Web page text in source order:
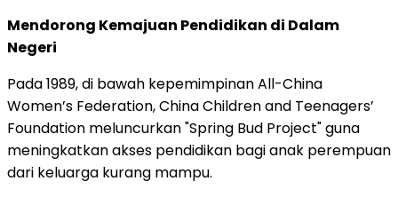
Mendorong Kemajuan Pendidikan di Dalam
Negeri
Pada 1989, di bawah kepemimpinan All-China
Women’s Federation, China Children and Teenagers’
Foundation meluncurkan "Spring Bud Project" guna
meningkatkan akses pendidikan bagi anak perempuan
dari keluarga kurang mampu.